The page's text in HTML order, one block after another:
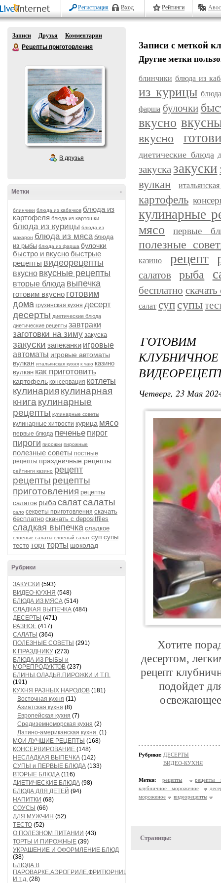
Регистрация Вход Рейтинги
Записи Друзья
Комментарии
Рецепты приготовления
В друзья
-
Метки
блинчики блюда из кабачков блюда из
картофеля блюда из картошки
блюда из курицы блюда из
макарон блюда из мяса блюда
из рыбы блюда из фарша булочки
быстро и вкусно быстрые
рецепты видеорецепты
вкусно вкусные рецепты
вторые блюда выпечка
готовим вкусно готовим
дома грузинская кухня десерт
десерты диетические блюда
диетические рецепты завтраки
заготовки на зиму закуска
закуски запеканки игровые
автоматы игровые автоматы
вулкан итальянская кухня к чаю казино
вулкан как приготовить
картофель консервация котлеты
кулинария кулинарная
книга кулинарные
рецепты кулинарные советы
кулинарные хитрости курица мясо
первые блюда печенье пирог
пироги пирожки пирожные
полезные советы постные
рецепты праздничные рецепты
рейтинги казино рецепт
рецепты рецепты
приготовления рецепты
салатов рыбасалатсалаты
сало секреты приготовления скачать
бесплатно скачать с depositfiles
сладкая выпечка сладкое
слоеные салаты слоеный салат суп супы
тесто тортторты шоколад
-
Рубрики
ЗАКУСКИ (593)
ВИДЕО-КУХНЯ (548)
БЛЮДА ИЗ МЯСА (514)
СЛАДКАЯ ВЫПЕЧКА (484)
ДЕСЕРТЫ (471)
РАЗНОЕ (417)
САЛАТЫ (364)
ПОЛЕЗНЫЕ СОВЕТЫ (291)
К ПРАЗДНИКУ (273)
БЛЮДА ИЗ РЫБЫ и
МОРЕПРОДУКТОВ (237)
БЛИНЫ,ОЛАДЬЯ,ПИРОЖКИ И Т.П.
(191)
КУХНЯ РАЗНЫХ НАРОДОВ (181)
Восточная кухня (11)
Азиатская кухня (8)
Европейская кухня (7)
Средиземноморская кухня (2)
Латино-американская кухня. (1)
МОИ ЛУЧШИЕ РЕЦЕПТЫ (168)
КОНСЕРВИРОВАНИЕ (148)
НЕСЛАДКАЯ ВЫПЕЧКА (142)
СУПЫ и ПЕРВЫЕ БЛЮДА (133)
ВТОРЫЕ БЛЮДА (116)
ДИЕТИЧЕСКИЕ БЛЮДА (98)
БЛЮДА ДЛЯ ДЕТЕЙ (94)
НАПИТКИ (68)
СОУСЫ (66)
ДЛЯ МУЖЧИН (52)
ТЕСТО (52)
О ПОЛЕЗНОМ ПИТАНИИ (43)
ТОРТЫ И ПИРОЖНЫЕ (39)
УКРАШЕНИЕ И ОФОРМЛЕНИЕ БЛЮД
(38)
БЛЮДА В
ПАРОВАРКЕ,АЭРОГРИЛЕ,ФРИТЮРНИЦЕ
И т.д. (28)
Записи с меткой
Другие метки
блинчики блюда из
из курицы
фарша булочки
вкусно
вкусно
диетические блюда
закусказакуски
вулкан
картофель
кулинарные
мясо
первые
полезные
казино рецепт
салатов рыба
бесплатно
салат суп супы
ГОТОВИМ
Четверг, 23 Мая
Хотите
десертом,
рецепт
подойдет
Рубрики: ДЕСЕРТЫ
ВИДЕО-КУХНЯ
Метки: рецепты
рецепты
клубничное мороженое
мороженое
видеорецепты
Страницы: